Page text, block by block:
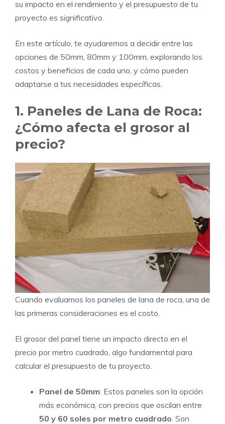
su impacto en el rendimiento y el presupuesto de tu
proyecto es significativo.
En este artículo, te ayudaremos a decidir entre las
opciones de 50mm, 80mm y 100mm, explorando los
costos y beneficios de cada uno, y cómo pueden
adaptarse a tus necesidades específicas.
1. Paneles de Lana de Roca:
¿Cómo afecta el grosor al
precio?
Cuando evaluamos los paneles de lana de roca, una de
las primeras consideraciones es el costo.
El grosor del panel tiene un impacto directo en el
precio por metro cuadrado, algo fundamental para
calcular el presupuesto de tu proyecto.
Panel de 50mm: Estos paneles son la opción
más económica, con precios que oscilan entre
50 y 60 soles por metro cuadrado . Son